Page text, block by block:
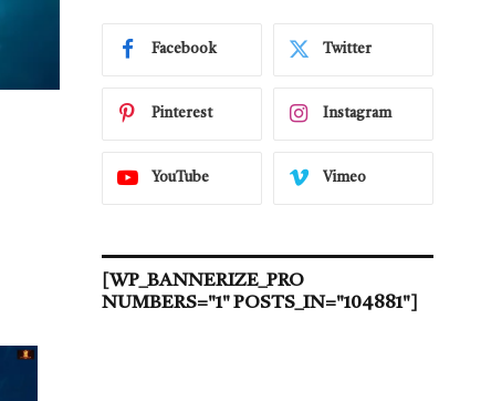
Facebook Twitter
Pinterest Instagram
YouTube Vimeo
[WP_BANNERIZE_PRO
NUMBERS="1" POSTS_IN="104881"]